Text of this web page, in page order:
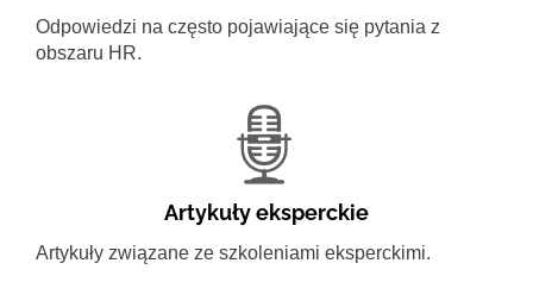
Odpowiedzi na często pojawiające się pytania z
obszaru HR.
Artykuły eksperckie
Artykuły związane ze szkoleniami eksperckimi.